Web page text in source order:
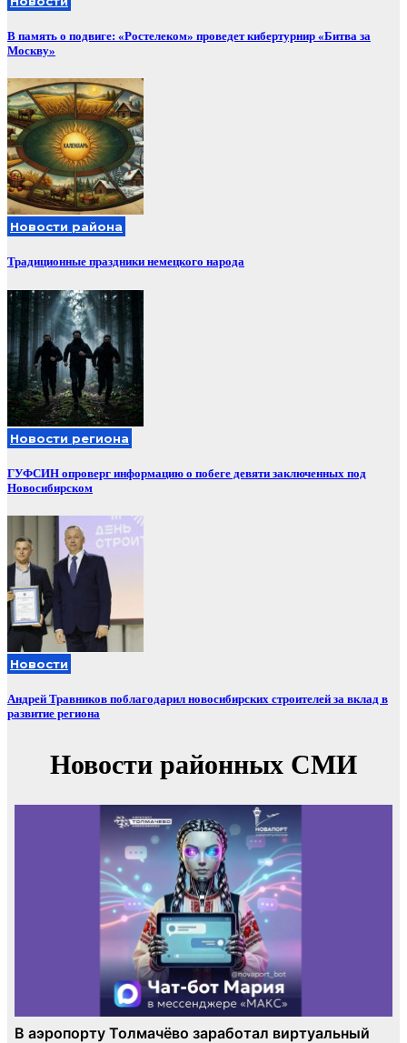
В память о подвиге: «Ростелеком» проведет кибертурнир «Битва за
Москву»
Новости района
Традиционные праздники немецкого народа
Новости региона
ГУФСИН опроверг информацию о побеге девяти заключенных под
Новосибирском
Новости
Андрей Травников поблагодарил новосибирских строителей за вклад в
развитие региона